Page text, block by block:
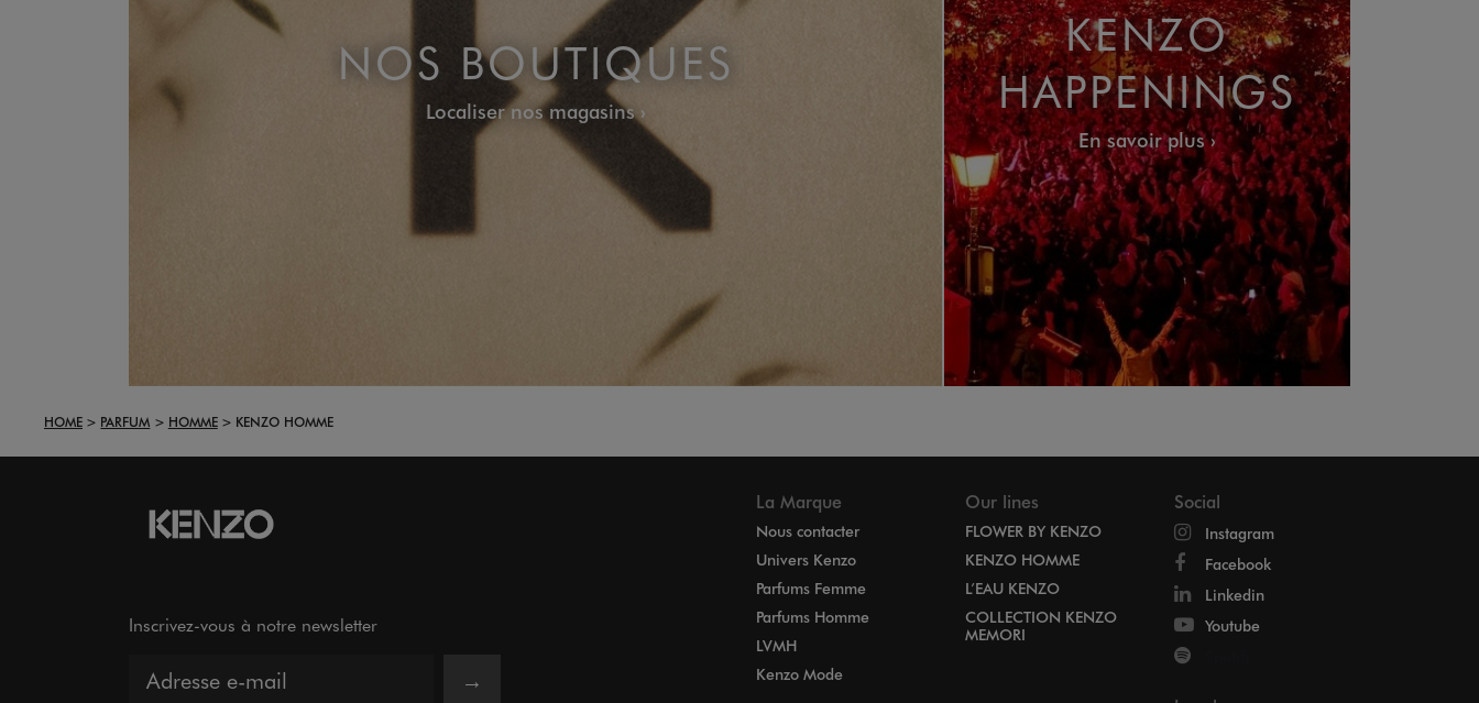
NOS BOUTIQUES
Localiser nos magasins
KENZO
HAPPENINGS
En savoir plus
HOME PARFUM HOMME KENZO HOMME
Inscrivez-vous à notre newsletter
→
La Marque
Nous contacter
Univers Kenzo
Parfums Femme
Parfums Homme
LVMH
Kenzo Mode
Our lines
FLOWER BY KENZO
KENZO HOMME
L’EAU KENZO
COLLECTION KENZO
MEMORI
Social
Instagram
Facebook
Linkedin
Youtube